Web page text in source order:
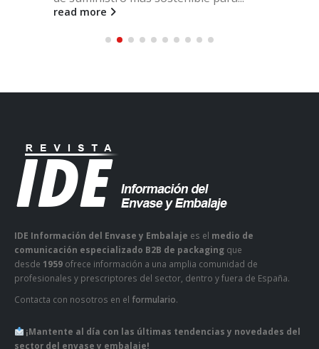
read more
IDE Información del Envase y Embalaje es el medio de
comunicación especializado B2B de packaging que
desde 1959 ofrece información a una amplia comunidad de
profesionales y prescriptores del sector, dentro y fuera de España.
Contacta con nosotros en el formulario.
¡Mantente al día con las últimas tendencias y novedades del
sector del envase y embalaje!